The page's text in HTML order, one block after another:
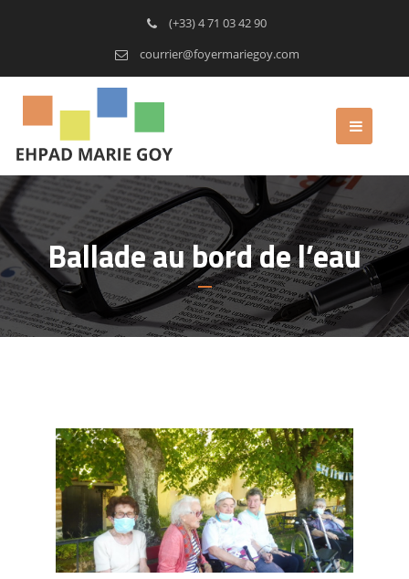
(+33) 4 71 03 42 90
courrier@foyermariegoy.com
Ballade au bord de l’eau